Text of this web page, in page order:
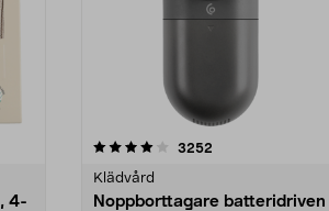
4-
3252
Klädvård
Noppborttagare batteridriven
4.5av 5 stjärnor